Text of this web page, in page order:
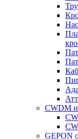
CWDM
GEPON